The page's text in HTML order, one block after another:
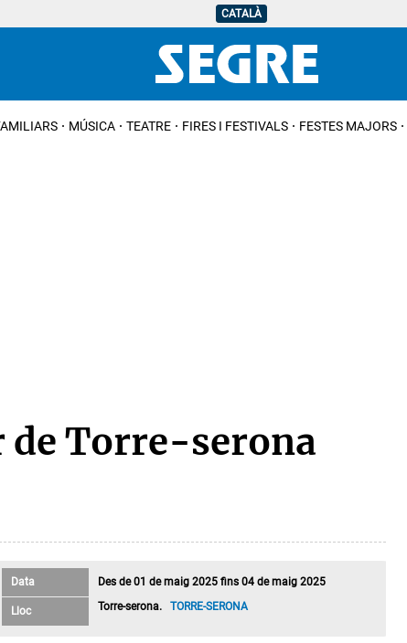
CATALÀ
MÚSICA TEATRE FIRES I FESTIVALS FESTES MAJORS
de Torre-serona
Data Des de 01 de maig 2025 fins 04 de maig 2025
Lloc Torre-serona. TORRE-SERONA